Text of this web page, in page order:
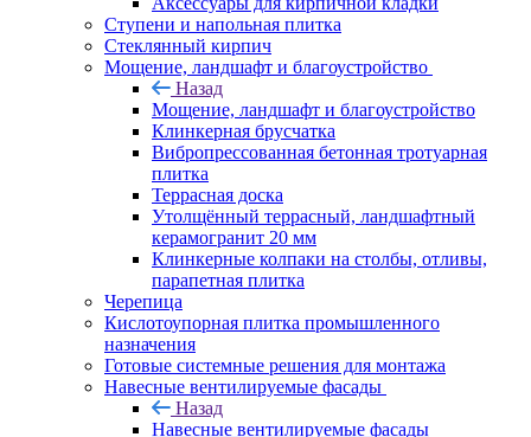
Ступени и напольная плитка
Cтеклянный кирпич
Мощение, ландшафт и благоустройство
Назад
Мощение, ландшафт и благоустройство
Клинкерная брусчатка
Вибропрессованная бетонная тротуарная
плитка
Террасная доска
Утолщённый террасный, ландшафтный
керамогранит 20 мм
Клинкерные колпаки на столбы, отливы,
парапетная плитка
Черепица
Кислотоупорная плитка промышленного
назначения
Готовые системные решения для монтажа
Навесные вентилируемые фасады
Назад
Навесные вентилируемые фасады